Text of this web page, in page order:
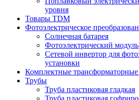
уровня
Товары TDM
Фотоэлектрическое
Солнечная батарея
Фотоэлектрический модуль
Сетевой инвертор для
установки
Комплектные
Трубы
Труба пластиковая гладкая
Труба пластиковая